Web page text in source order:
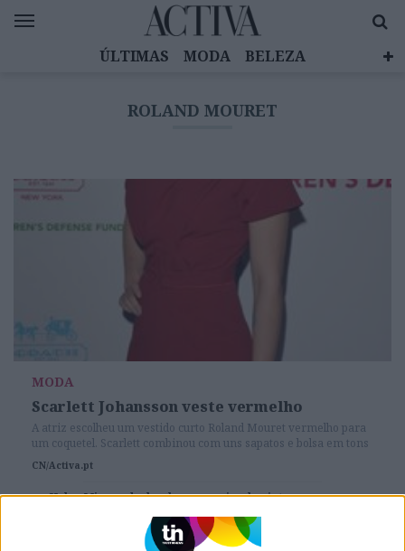
ÚLTIMAS MODA
BELEZA
EMOÇÕES
MULHERES INSPIRADORAS
ROLAND MOURET
MODA
Scarlett Johansson veste vermelho
A atriz escolheu um vestido curto Roland Mouret vermelho para
um coquetel. Scarlett combinou com uns sapatos e bolsa em tons
nude. O que acha da combinação?
CN/Activa.pt
Helen Mirren deslumbra em animal print